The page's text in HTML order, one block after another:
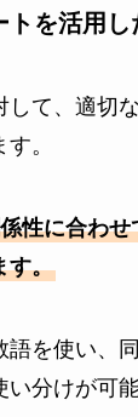
トを活用
して、適切
。
性に合わせ
す。
語を使い、
分けが可能